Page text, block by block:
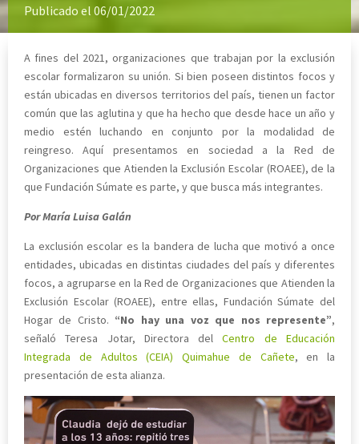
Publicado el 06/01/2022
A fines del 2021, organizaciones que trabajan por la exclusión
escolar formalizaron su unión. Si bien poseen distintos focos y
están ubicadas en diversos territorios del país, tienen un factor
común que las aglutina y que ha hecho que desde hace un año y
medio estén luchando en conjunto por la modalidad de
reingreso. Aquí presentamos en sociedad a la Red de
Organizaciones que Atienden la Exclusión Escolar (ROAEE), de la
que Fundación Súmate es parte, y que busca más integrantes.
Por María Luisa Galán
La exclusión escolar es la bandera de lucha que motivó a once
entidades, ubicadas en distintas ciudades del país y diferentes
focos, a agruparse en la Red de Organizaciones que Atienden la
Exclusión Escolar (ROAEE), entre ellas, Fundación Súmate del
Hogar de Cristo. “No hay una voz que nos represente”,
señaló Teresa Jotar, Directora delCentro de Educación
Integrada de Adultos (CEIA) Quimahue de Cañete, en la
presentación de esta alianza.